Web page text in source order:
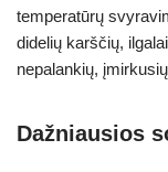
temperatūrų
didelių karščių,
nepalankių,
Dažniausios